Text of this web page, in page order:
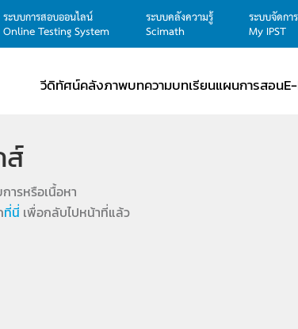
ระบบการสอบออนไลน์
Online Testing System
ระบบคลังความรู้
Scimath
ระบบจัดกา
My IPST
วีดิทัศน์คลังภาพบทความบทเรียนแผนการสอน
ารหรือเนื้อหา
ที่นี่ เพื่อกลับไปหน้าที่แล้ว